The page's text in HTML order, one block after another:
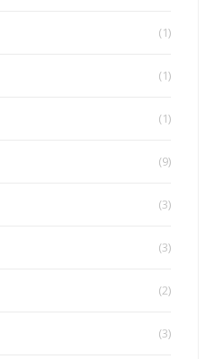
(1)
(1)
(1)
(9)
(3)
(3)
(2)
(3)